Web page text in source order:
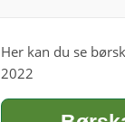
Her kan du se
2022